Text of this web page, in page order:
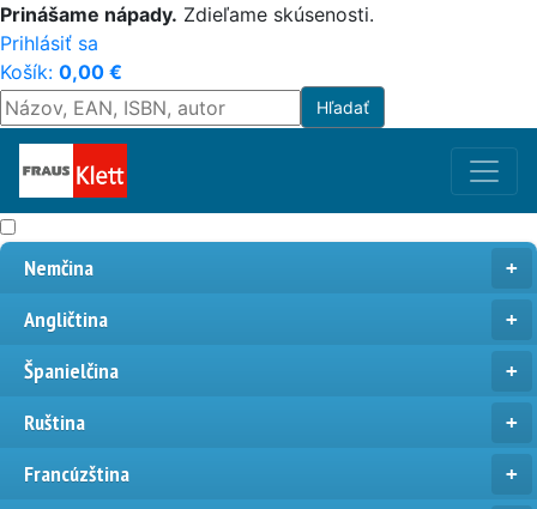
Prinášame nápady. Zdieľame skúsenosti.
Prihlásiť sa
Košík: 0,00 €
Nemčina
Angličtina
Španielčina
Ruština
Francúzština